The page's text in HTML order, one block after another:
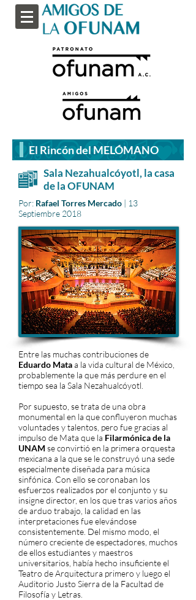
El Rincón del MELÓMANO
Sala Nezahualcóyotl, la casa
de la OFUNAM
Por: Rafael Torres Mercado | 13
Septiembre 2018
Entre las muchas contribuciones de
Eduardo Mataa la vida cultural de México,
probablemente la que más perdure en el
tiempo sea la Sala Nezahualcóyotl.
Por supuesto, se trata de una obra
monumental en la que confluyeron muchas
voluntades y talentos, pero fue gracias al
impulso de Mata que la Filarmónica de la
UNAM se convirtió en la primera orquesta
mexicana a la que se le construyó una sede
especialmente diseñada para música
sinfónica. Con ello se coronaban los
esfuerzos realizados por el conjunto y su
insigne director, en los que tras varios años
de arduo trabajo, la calidad en las
interpretaciones fue elevándose
consistentemente. Del mismo modo, el
número creciente de espectadores, muchos
de ellos estudiantes y maestros
universitarios, había hecho insuficiente el
Teatro de Arquitectura primero y luego el
Auditorio Justo Sierra de la Facultad de
Filosofía y Letras.